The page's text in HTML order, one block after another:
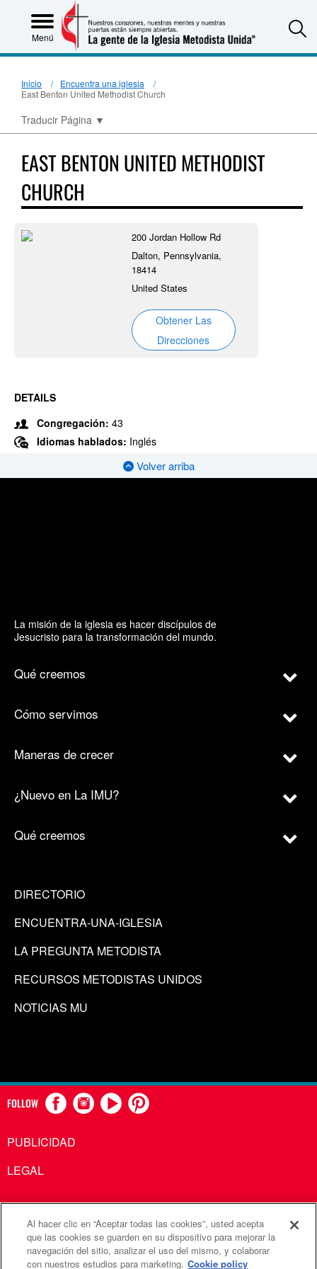
Menú
Inicio
Encuentra una iglesia
East Benton United Methodist Church
Traducir Página ▼
EAST BENTON UNITED METHODIST
CHURCH
200 Jordan Hollow Rd
Dalton, Pennsylvania,
18414
United States
Obtener Las
Direcciones
DETAILS
Congregación: 43
Idiomas hablados: Inglés
Volver arriba
La misión de la iglesia es hacer discípulos de
Jesucristo para la transformación del mundo.
Qué creemos
Cómo servimos
Maneras de crecer
¿Nuevo en La IMU?
Qué creemos
DIRECTORIO
ENCUENTRA-UNA-IGLESIA
LA PREGUNTA METODISTA
RECURSOS METODISTAS UNIDOS
NOTICIAS MU
FOLLOW
PUBLICIDAD
LEGAL
Comunicaciones Metodistas Unidas es una agencia de la
Iglesia Metodista Unida
Al hacer clic en “Aceptar todas las cookies”, usted acepta
que las cookies se guarden en su dispositivo para mejorar la
navegación del sitio, analizar el uso del mismo, y colaborar
con nuestros estudios para marketing. Cookie policy